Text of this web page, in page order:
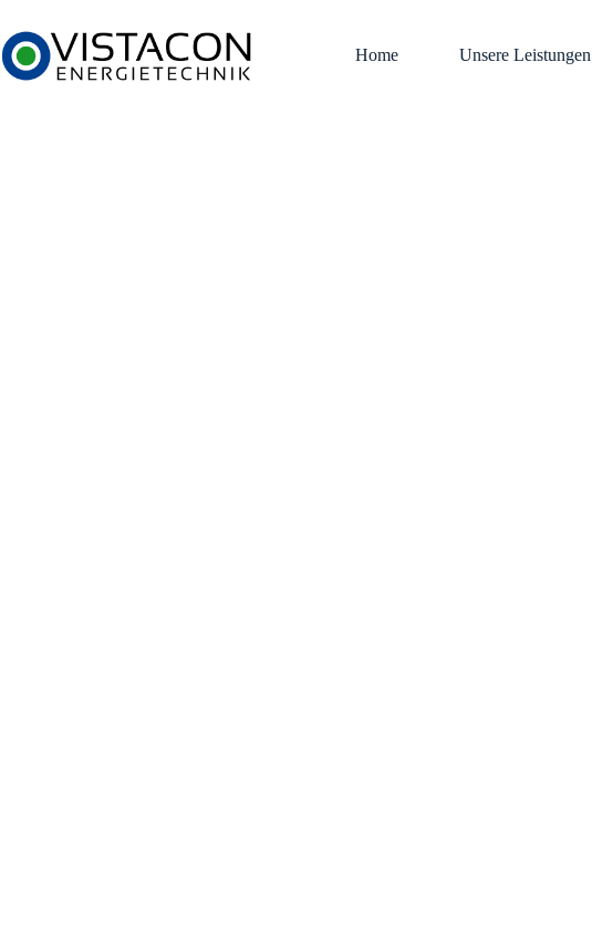
Inhalt
springen
Home Unsere Leistungen